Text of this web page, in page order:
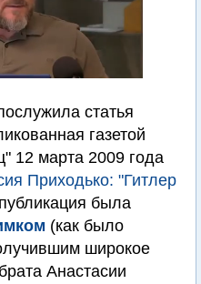
статья
газетой
12 марта 2009 года
Приходько: "Гитлер
была
(как было
широкое
Анастасии